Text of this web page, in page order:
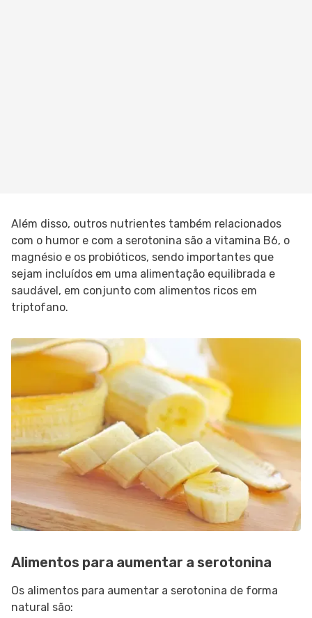
Além disso, outros nutrientes também relacionados
com o humor e com a serotonina são a vitamina B6, o
magnésio e os probióticos, sendo importantes que
sejam incluídos em uma alimentação equilibrada e
saudável, em conjunto com alimentos ricos em
triptofano.
Alimentos para aumentar a serotonina
Os alimentos para aumentar a serotonina de forma
natural são: